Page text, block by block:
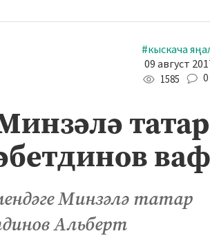
#кыскача
09 август
1585 0
Минзәлә татар
Альберт